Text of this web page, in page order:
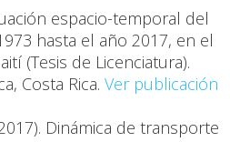
espacio-temporal del
hasta el año 2017, en el
(Tesis de Licenciatura).
Costa Rica. Ver publicación
Dinámica de transporte